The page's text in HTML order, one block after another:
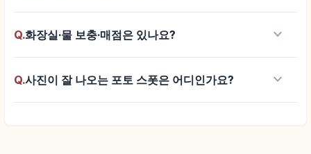
Q.화장실·물 보충·매점은 있나요? keyboard_arrow_down
Q.사진이 잘 나오는 포토 스폿은 어디인가요? keyboard_arrow_down